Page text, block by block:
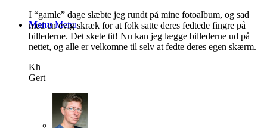
Menu Menu
I “gamle” dage slæbte jeg rundt på mine fotoalbum, og sad
med en evig skræk for at folk satte deres fedtede fingre på
billederne. Det skete tit! Nu kan jeg lægge billederne ud på
nettet, og alle er velkomne til selv at fedte deres egen skærm.
Kh
Gert